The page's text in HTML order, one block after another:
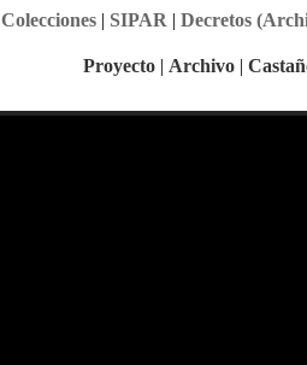
Colecciones| SIPAR | Decretos
Proyecto | Archivo |